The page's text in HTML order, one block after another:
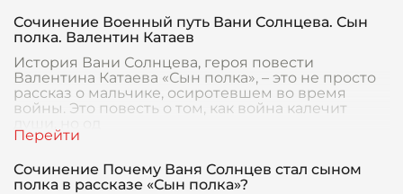
Сочинение Военный путь Вани Солнцева. Сын
полка. Валентин Катаев
История Вани Солнцева, героя повести
Валентина Катаева «Сын полка», – это не просто
рассказ о мальчике, осиротевшем во время
войны. Это повесть о том, как война калечит
Сочинение Почему Ваня Солнцев стал сыном
полка в рассказе «Сын полка»?